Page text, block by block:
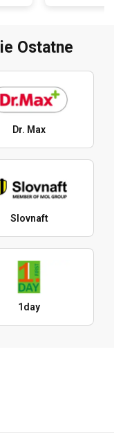
Ostatne
Dr. Max
Slovnaft
1day